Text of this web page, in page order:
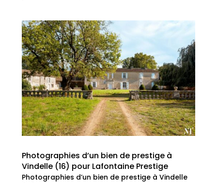
Photographies d’un bien de prestige à
Vindelle (16) pour Lafontaine Prestige
Photographies d’un bien de prestige à Vindelle